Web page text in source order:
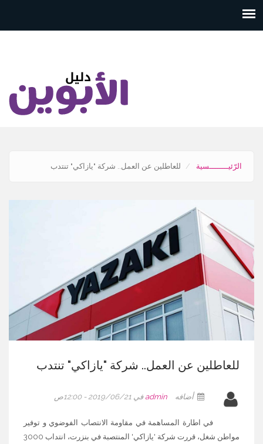
إلى
الرّئيــــــــسية للعاطلين عن العمل.. شركة "يازاكي" تنتدب
للعاطلين عن العمل.. شركة "يازاكي" تنتدب
أضافه adminفي 2019/06/21 - 12:00ص
في اطارة المساهمة في مقاومة الانتصاب الفوضوي و توفير
مواطن شغل، قررت شركة 'يازاكي' المنتصبة في بنزرت، انتداب 3000